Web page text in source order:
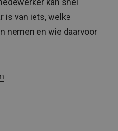
kan snel
is van iets, welke
nemen en wie daarvoor